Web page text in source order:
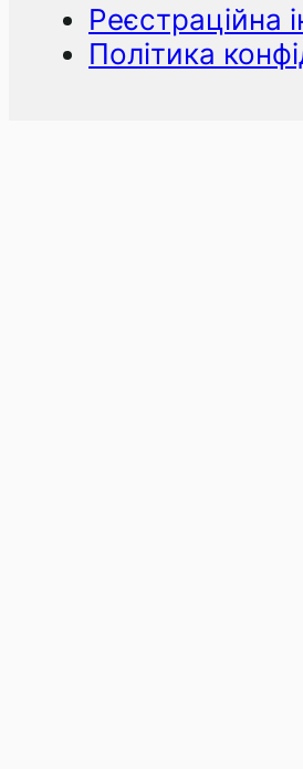
Реєстраційна
Політика